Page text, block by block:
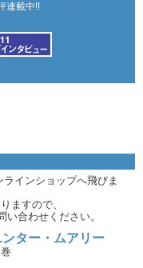
連載中!!
ラインショップへ飛びま
ますので、
合わせください。
ター・ムアリー